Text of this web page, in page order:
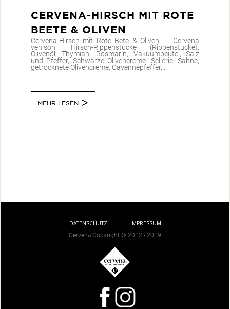
CERVENA-HIRSCH MIT ROTE
BEETE & OLIVEN
Cervena-Hirsch mit Rote Bete & Oliven - - Cervena
venison: Hirsch-Rippenstücke (Rippenstücke),
Olivenöl, Thymian, Rosmarin, Vakuumbeutel, Salz
und Pfeffer, Schwarze Olivencreme: Sellerie, Sahne,
getrocknete Olivencreme, Cayennepfeffer,...
MEHR LESEN
DATENSCHUTZ
IMPRESSUM
Cervena Copyright © 2012 - 2019